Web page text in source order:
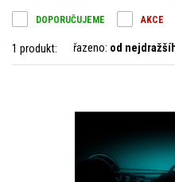
DOPORUČUJEME AKCE
1 produkt: řazeno: od